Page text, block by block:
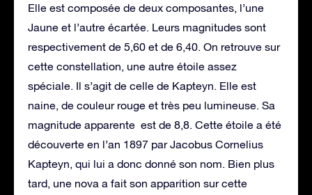
Elle est composée de deux composantes, l’une
Jaune et l’autre écartée. Leurs magnitudes sont
respectivement de 5,60 et de 6,40. On retrouve sur
cette constellation, une autre étoile assez
spéciale. Il s’agit de celle de Kapteyn. Elle est
naine, de couleur rouge et très peu lumineuse. Sa
magnitude apparente est de 8,8. Cette étoile a été
découverte en l’an 1897 par Jacobus Cornelius
Kapteyn, qui lui a donc donné son nom. Bien plus
tard, une nova a fait son apparition sur cette